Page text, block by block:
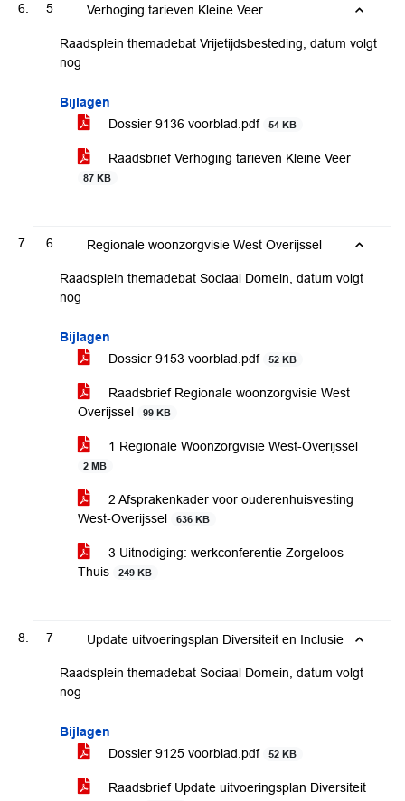
5 Verhoging tarieven Kleine Veer
Raadsplein themadebat Vrijetijdsbesteding, datum volgt
nog
Bijlagen
Dossier 9136 voorblad.pdf
54 KB
Raadsbrief Verhoging tarieven Kleine Veer
87 KB
6 Regionale woonzorgvisie West Overijssel
Raadsplein themadebat Sociaal Domein, datum volgt
nog
Bijlagen
Dossier 9153 voorblad.pdf
52 KB
Raadsbrief Regionale woonzorgvisie West
Overijssel
99 KB
1 Regionale Woonzorgvisie West-Overijssel
2 MB
2 Afsprakenkader voor ouderenhuisvesting
West-Overijssel
636 KB
3 Uitnodiging: werkconferentie Zorgeloos
Thuis
249 KB
7 Update uitvoeringsplan Diversiteit en Inclusie
Raadsplein themadebat Sociaal Domein, datum volgt
nog
Bijlagen
Dossier 9125 voorblad.pdf
52 KB
Raadsbrief Update uitvoeringsplan Diversiteit